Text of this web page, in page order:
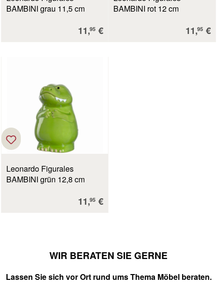
BAMBINI grau 11,5 cm
Verkaufspreis:
11,95 €
BAMBINI rot 12 cm
11,95 €
Leonardo Figurales
BAMBINI grün 12,8 cm
Verkaufspreis:
11,95 €
WIR BERATEN SIE GERNE
Lassen Sie sich vor Ort rund ums Thema Möbel beraten.